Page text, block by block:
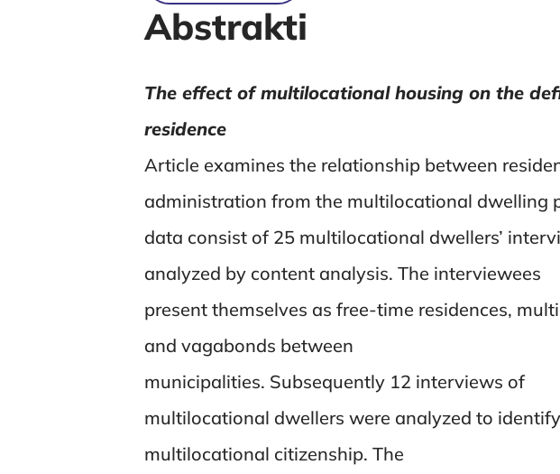
Abstrakti
The effect of multilocational housing on the
residence
Article examines the relationship between
administration from the multilocational dwelling
data consist of 25 multilocational dwellers’
analyzed by content analysis. The interviewees
present themselves as free-time residences,
and vagabonds between
municipalities. Subsequently 12 interviews of
multilocational dwellers were analyzed to
multilocational citizenship. The